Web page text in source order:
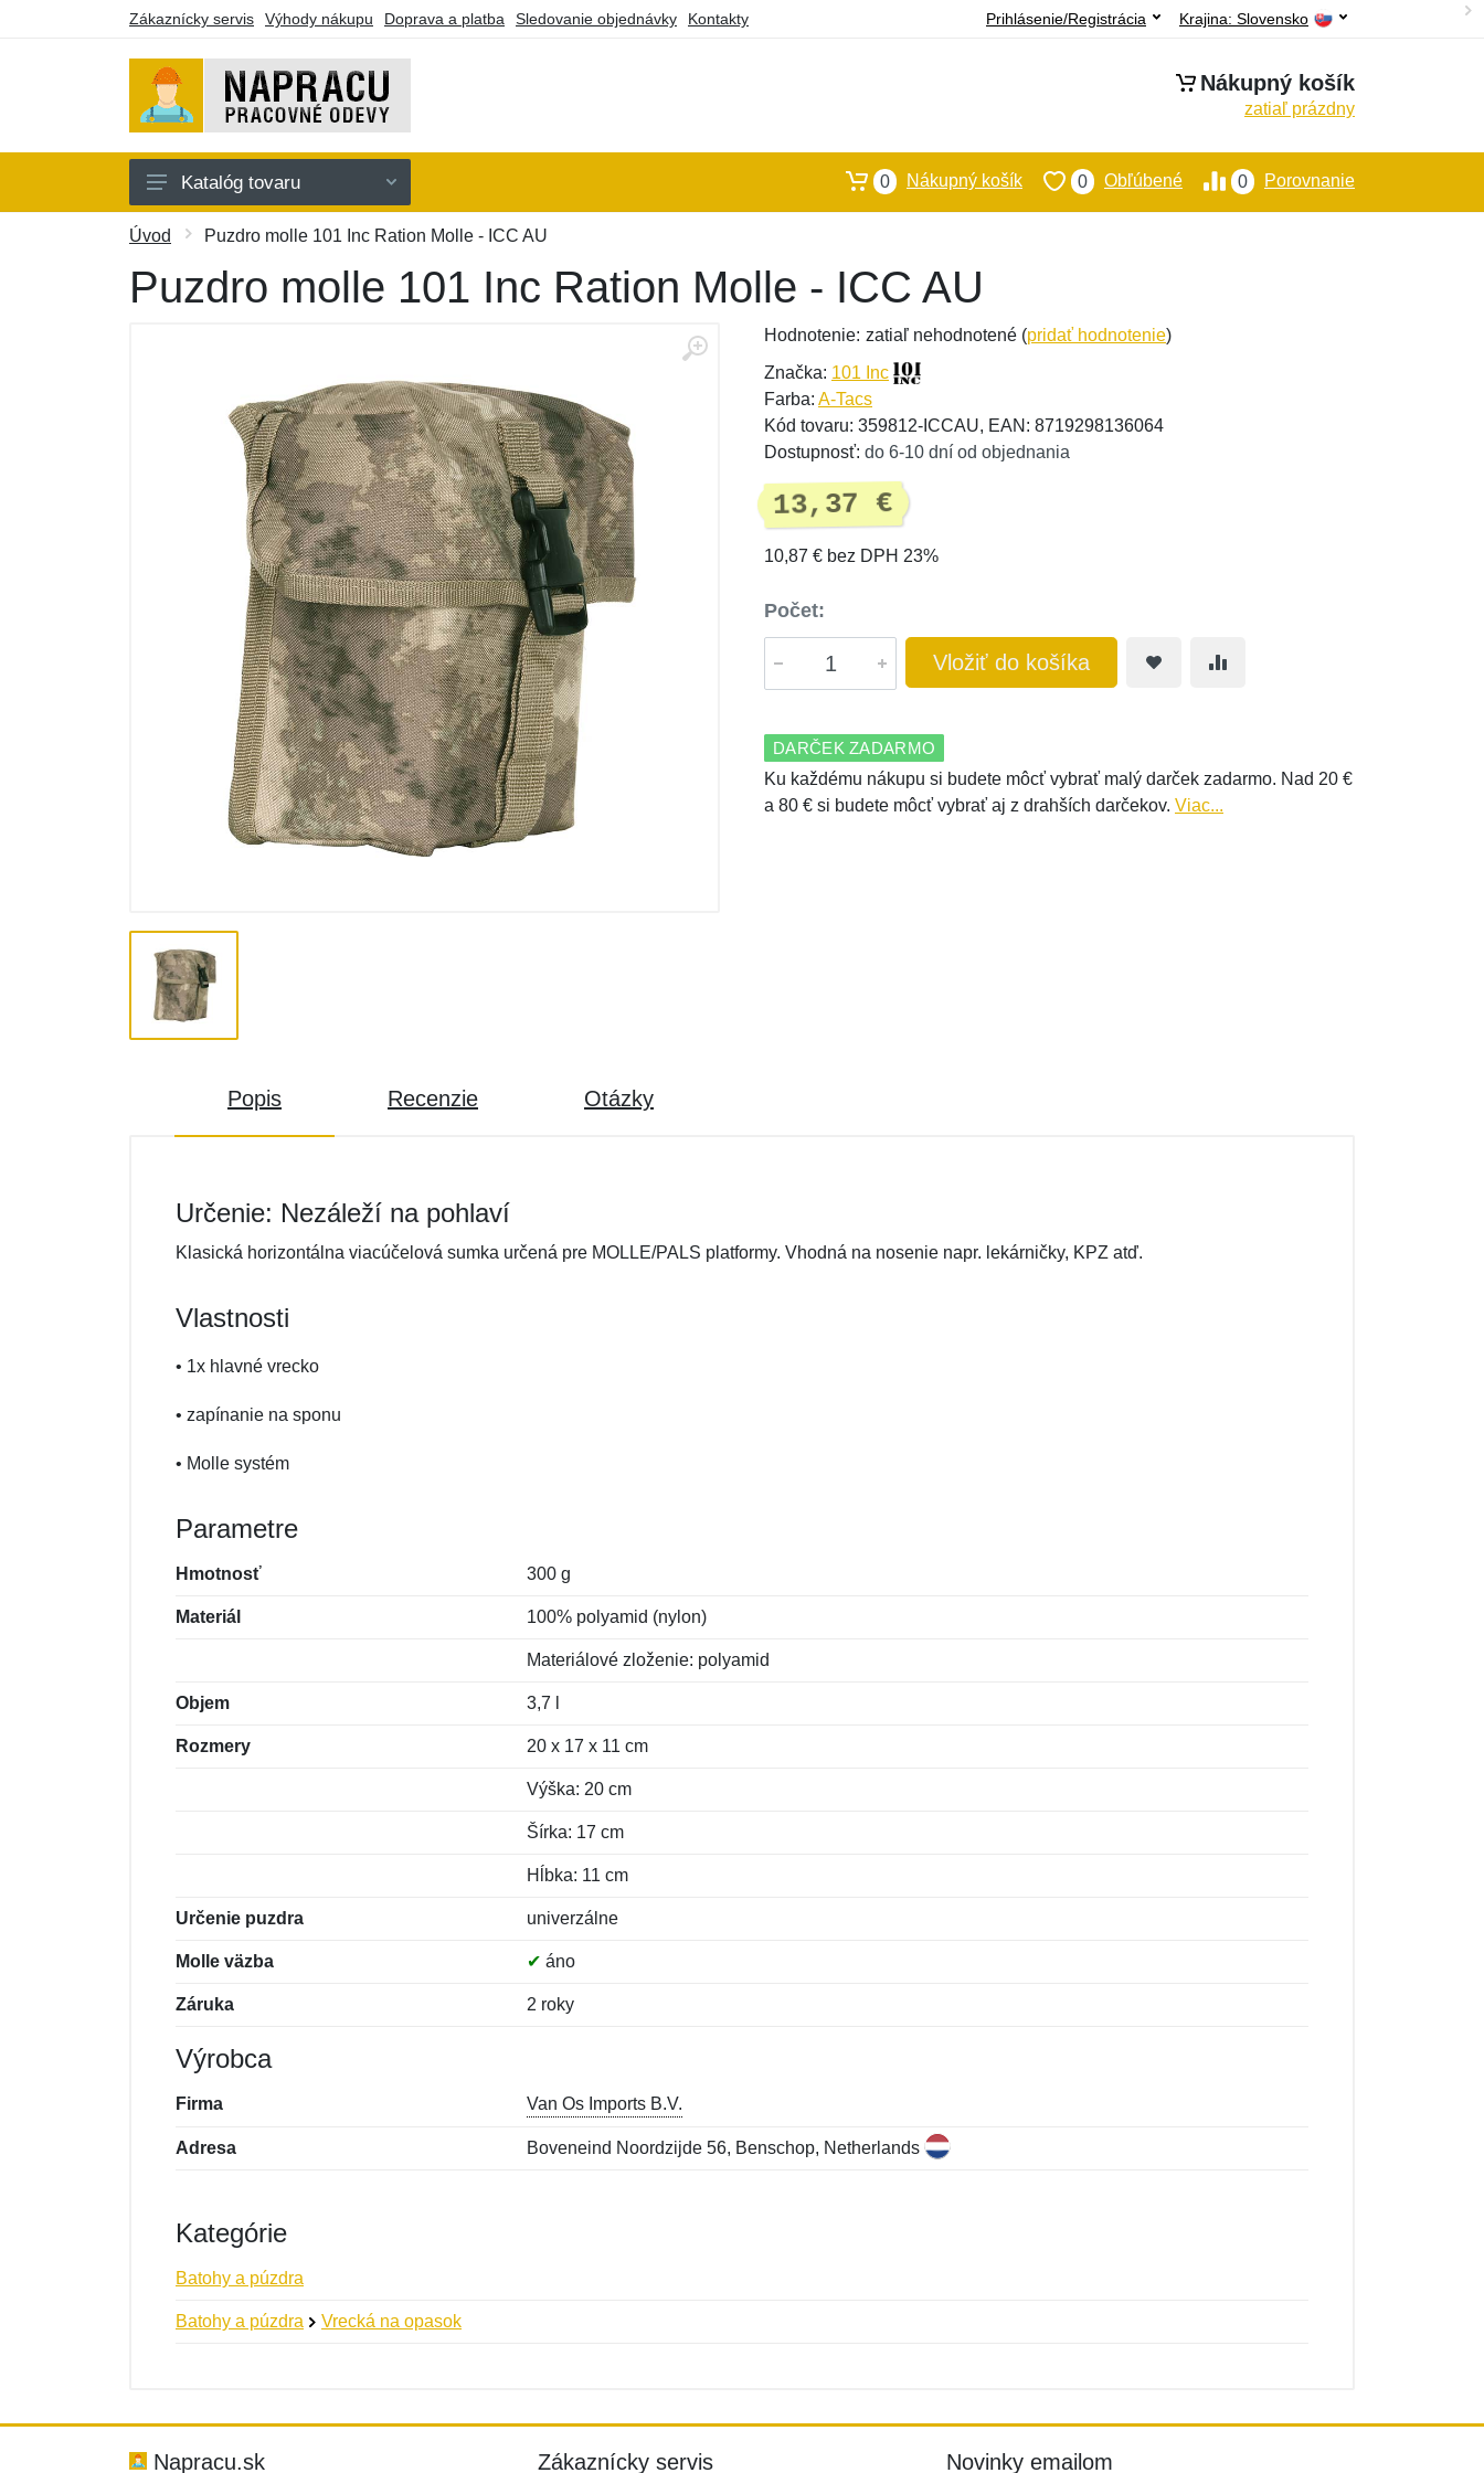
Zákaznícky servis Výhody nákupu Doprava a platba Sledovanie objednávky Kontakty Krajina: Slovensko
Prihlásenie/Registrácia
Nákupný košík
zatiaľ prázdny
Oblečenie
Doplnky
Darčekové poukazy
Katalóg tovaru 0 Porovnanie
0 Obľúbené
0 Nákupný košík
Úvod Puzdro molle 101 Inc Ration Molle - ICC AU
Puzdro molle 101 Inc Ration Molle - ICC AU
Hodnotenie: zatiaľ nehodnotené (pridať hodnotenie)
Značka: 101 Inc
Farba: A-Tacs
Kód tovaru: 359812-ICCAU, EAN: 8719298136064
Dostupnosť: do 6-10 dní od objednania
13,37 €
10,87 € bez DPH 23%
Počet:
Vložiť do košíka
DARČEK ZADARMO
Ku každému nákupu si budete môcť vybrať malý darček zadarmo. Nad 20 €
a 80 € si budete môcť vybrať aj z drahších darčekov. Viac...
Popis Recenzie Otázky
Určenie: Nezáleží na pohlaví
Klasická horizontálna viacúčelová sumka určená pre MOLLE/PALS platformy. Vhodná na nosenie napr. lekárničky, KPZ atď.
Vlastnosti
• 1x hlavné vrecko
• zapínanie na sponu
• Molle systém
Parametre
Hmotnosť 300 g
Materiál 100% polyamid (nylon)
Materiálové zloženie: polyamid
Objem 3,7 l
Rozmery 20 x 17 x 11 cm
Výška: 20 cm
Šírka: 17 cm
Hĺbka: 11 cm
Určenie puzdra univerzálne
Molle väzba ✔ áno
Záruka 2 roky
Výrobca
Firma Van Os Imports B.V.
Adresa Boveneind Noordzijde 56, Benschop, Netherlands
Kategórie
Batohy a púzdra
Batohy a púzdra Vrecká na opasok
Napracu.sk Zákaznícky servis Novinky emailom